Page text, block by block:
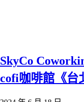
SkyCo
cofi咖啡館《台